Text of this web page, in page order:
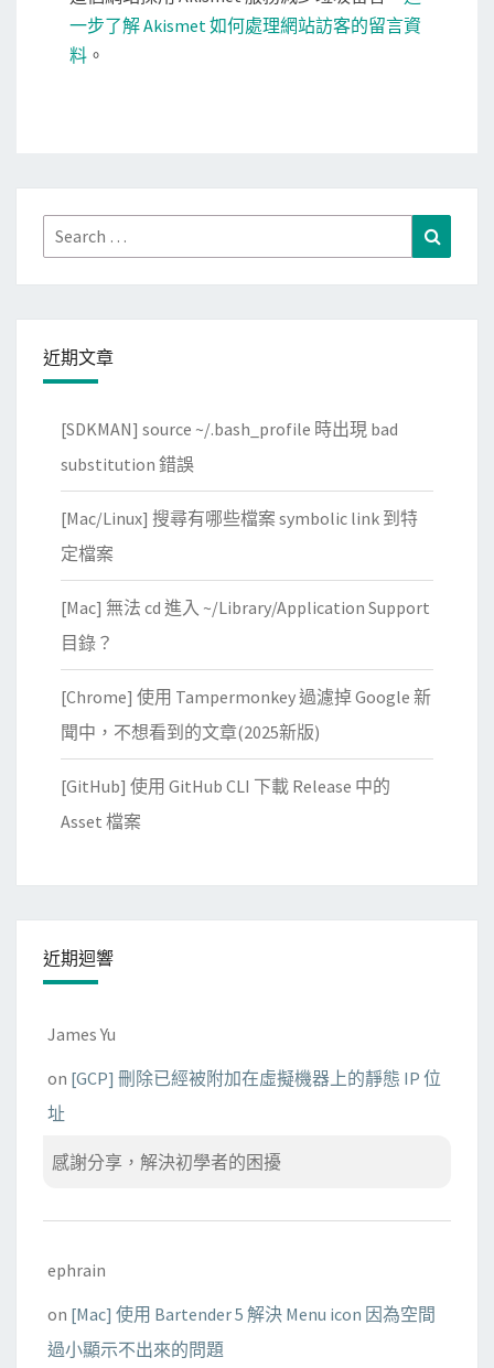
一步了解 Akismet 如何處理網站訪客的留言資
料 。
Search
for:
近期文章
[SDKMAN] source ~/.bash_profile 時出現 bad
substitution 錯誤
[Mac/Linux] 搜尋有哪些檔案 symbolic link 到特
定檔案
[Mac] 無法 cd 進入 ~/Library/Application Support
目錄？
[Chrome] 使用 Tampermonkey 過濾掉 Google 新
聞中，不想看到的文章(2025新版)
[GitHub] 使用 GitHub CLI 下載 Release 中的
Asset 檔案
近期迴響
James Yu
on [GCP] 刪除已經被附加在虛擬機器上的靜態 IP 位
址
感謝分享，解決初學者的困擾
ephrain
on [Mac] 使用 Bartender 5 解決 Menu icon 因為空間
過小顯示不出來的問題